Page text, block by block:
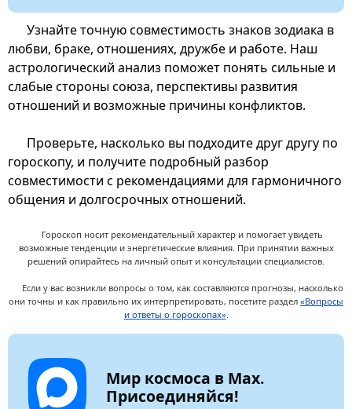
Узнайте точную совместимость знаков зодиака в
любви, браке, отношениях, дружбе и работе. Наш
астрологический анализ поможет понять сильные и
слабые стороны союза, перспективы развития
отношений и возможные причины конфликтов.
Проверьте, насколько вы подходите друг другу по
гороскопу, и получите подробный разбор
совместимости с рекомендациями для гармоничного
общения и долгосрочных отношений.
Гороскоп носит рекомендательный характер и помогает увидеть
возможные тенденции и энергетические влияния. При принятии важных
решений опирайтесь на личный опыт и консультации специалистов.
Если у вас возникли вопросы о том, как составляются прогнозы, насколько
они точны и как правильно их интерпретировать, посетите раздел «Вопросы
и ответы о гороскопах»
Мир космоса в Max.
Присоединяйся!